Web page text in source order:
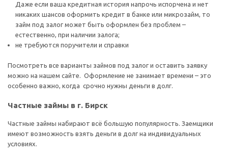
Даже если ваша кредитная история напрочь испорчена и нет
никаких шансов оформить кредит в банке или микрозайм, то
займ под залог может быть оформлен без проблем –
естественно, при наличии залога;
не требуются поручители и справки
Посмотреть все варианты займов под залог и оставить заявку
можно на нашем сайте. Оформление не занимает времени – это
особенно важно, когда срочно нужны деньги в долг.
Частные займы в г. Бирск
Частные займы набирают всё большую популярность. Заемщики
имеют возможность взять деньги в долг на индивидуальных
условиях.